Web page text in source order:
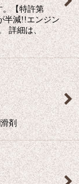
。【特許第
半減!!エンジン
詳細は、
剤